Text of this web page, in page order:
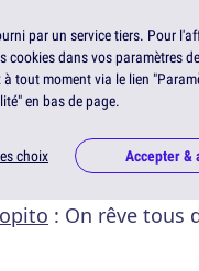
par un service tiers. Pour
cookies dans vos paramètres
tout moment via le lien
en bas de page.
choix Accepter &
: On rêve tous